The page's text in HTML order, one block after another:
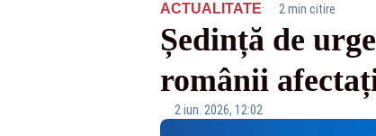
ACTUALITATE· 2 min citire
Ședință de
românii
2 iun. 2026, 12:02